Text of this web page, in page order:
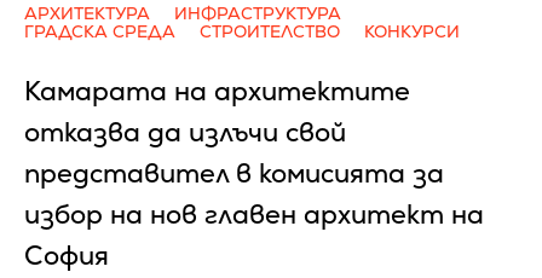
АРХИТЕКТУРА
ИНФРАСТРУКТУРА
ГРАДСКА СРЕДА
СТРОИТЕЛСТВО КОНКУРСИ
Камарата на архитектите
отказва да излъчи свой
представител в комисията за
избор на нов главен архитект на
София